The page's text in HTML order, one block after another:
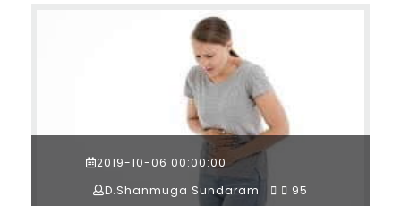
2019-10-06 00:00:00
D.Shanmuga Sundaram
95